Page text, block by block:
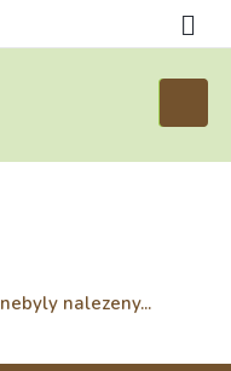
košík
nebyly nalezeny...